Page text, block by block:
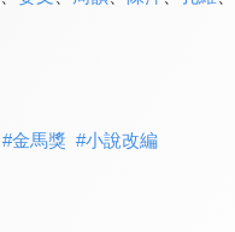
#金馬獎 #小說改編